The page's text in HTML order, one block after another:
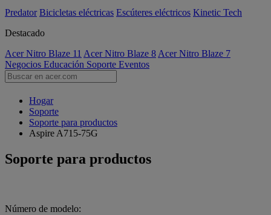
Predator Bicicletas eléctricas Escúteres eléctricos Kinetic Tech
Destacado
Acer Nitro Blaze 11 Acer Nitro Blaze 8 Acer Nitro Blaze 7
Negocios Educación Soporte Eventos
Hogar
Soporte
Soporte para productos
Aspire A715-75G
Soporte para productos
Número de modelo: